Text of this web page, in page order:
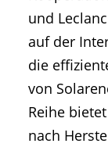
und
auf der
die
von
Reihe
nach